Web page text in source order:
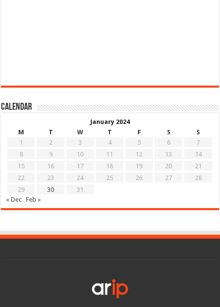
Calendar
January 2024
M
T W T F S
S
1
2 3 4 5 6
7
8
9 10 11 12 13
14
15
16 17 18 19 20
21
22
23 24 25 26 27
28
29
30
31
« Dec
Feb »